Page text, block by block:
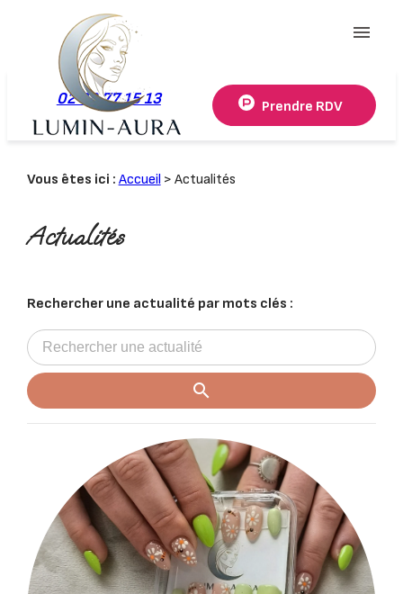
menu
02 78 77 15 13 Prendre RDV
Vous êtes ici : Accueil> Actualités
Actualités
Rechercher une actualité par mots clés :
Panneau de gestion des cookies